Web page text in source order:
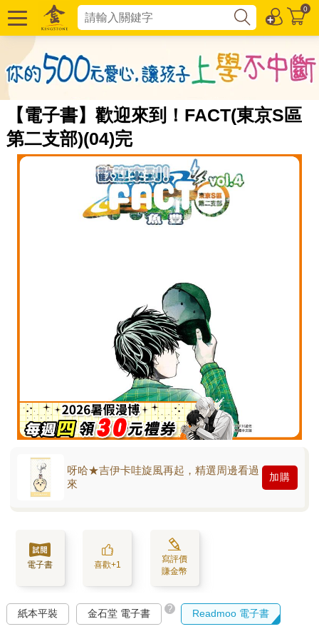
0
【電子書】歡迎來到！FACT(東京S區
第二支部)(04)完
呀哈★吉伊卡哇旋風再起，精選周邊看過
來
加購
電子書 喜歡+1
寫評價
賺金幣
紙本平裝 金石堂 電子書 ? Readmoo 電子書